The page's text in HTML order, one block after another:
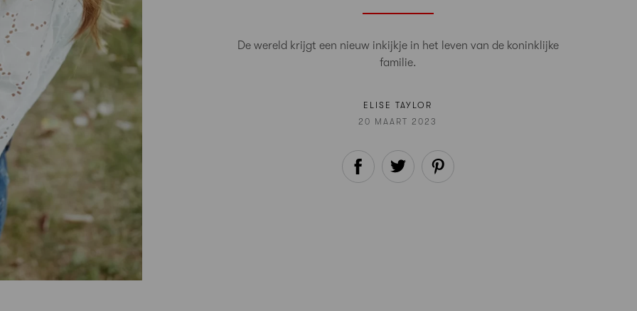
De wereld krijgt een nieuw inkijkje in het leven van de koninklijke
familie.
ELISE TAYLOR
20 MAART 2023